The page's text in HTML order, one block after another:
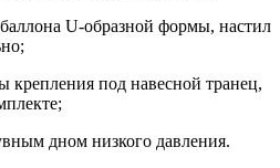
U-образной формы, настил
под навесной транец,
дном низкого давления.